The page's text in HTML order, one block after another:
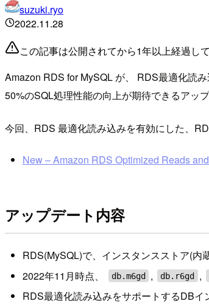
suzuki.ryo
2022.11.28
この記事は公開されてから1年以上経過し
Amazon RDS for MySQL が、 RDS最適化読
50%のSQL処理性能の向上が期待できるアッ
今回、RDS 最適化読み込みを有効にした、
New – Amazon RDS Optimized Reads
アップデート内容
RDS(MySQL)で、インスタンスストア(内
2022年11月時点、
db.m6gd , db.r6gd ,
RDS最適化読み込みをサポートするDB